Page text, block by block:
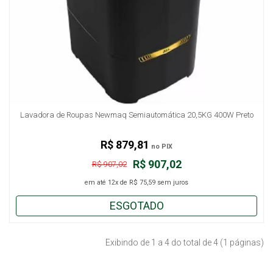
Lavadora de Roupas Newmaq Semiautomática 20,5KG 400W Preto
R$ 907,02
R$ 907,02
em até 12x de R$ 75,59 sem juros
R$ 879,81 no PIX
ESGOTADO
Exibindo de 1 a 4 do total de 4 (1 páginas)